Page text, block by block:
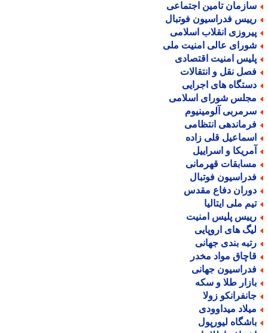
تامین اجتماعی
فدراسیون فوتبال
انقلاب اسلامی
عالی امنیت ملی
امنیت اقتصادی
نقل و انتقالات
های اجرایی
شورای اسلامی
آلومینیوم
انتظامی
قلی زاده
و اسراییل
قهرمانی
فوتبال
دفاع مقدس
ملی ایتالیا
پلیس امنیت
های اروپایی
بندی جهانی
مواد مخدر
جهانی
طلا و سکه
زولا
میداوودی
لیورپول